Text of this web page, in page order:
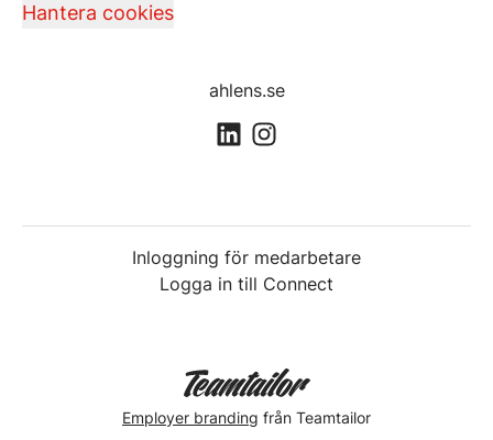
Hantera cookies
ahlens.se
Inloggning för medarbetare
Logga in till Connect
Employer branding från Teamtailor